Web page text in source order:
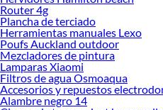
Router 4g
Plancha de terciado
Herramientas manuales Lexo
Poufs Auckland outdoor
Mezcladores de pintura
Lamparas Xiaomi
Filtros de agua Osmoaqua
Accesorios y repuestos
Alambre negro 14